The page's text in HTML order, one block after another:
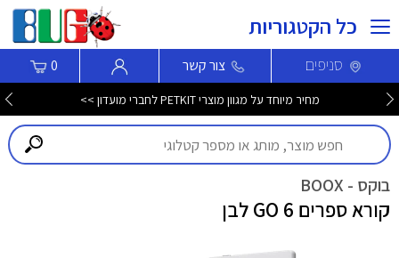
כל הקטגוריות
סניפים צור קשר 0
מחיר מיוחד על מגוון מוצרי PETKIT לחברי מועדון >>
בוקס - BOOX
קורא ספרים GO 6 לבן